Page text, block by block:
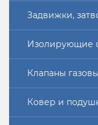
Задвижки,
Изолирующие
Клапаны
Ковер и